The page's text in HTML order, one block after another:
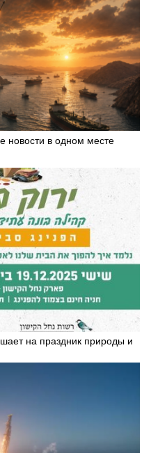
новости в одном месте
на праздник природы и